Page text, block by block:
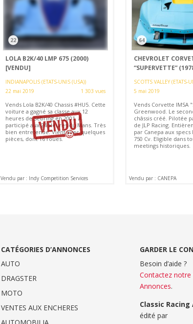
22
LOLA B2K/40 LMP 675 (2000)
[VENDU]
INDIANAPOLIS (ETATS-UNIS (USA))
22 mai 2019
1 303 vues
Vends Lola B2K/40 Chassis #HU5. Cette
voiture a gagné sa classe aux 12
heures de Sebring en 2001. A
participé aux 24 Heures du Mans. Très
bien entretenue. Vient avec quelques
pièces, dont 16 roues.
Vendu par : Indy Competition Services
64
CHEVROLET
“SUPERVETTE”
SCOTTS VALLEY (ETATS-
5 mai 2019
Vends Corvette IMSA
Greenwood. Le
châssis créé. Pilotée
de JLP Racing.
par Canepa aux specs
750 Cv. Eligible dans
meetings historiques.
Vendu par : CANEPA
CATÉGORIES D’ANNONCES
AUTO
DRAGSTER
MOTO
VENTES AUX ENCHERES
AUTOMOBILIA
GARDER LE
Besoin d’aide ?
Contactez notre
Annonces.
Classic Racing
édité par